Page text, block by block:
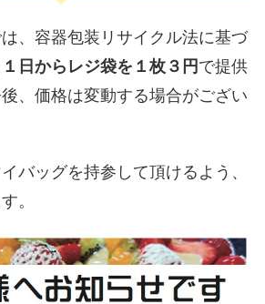
、容器包装リサイクル法に基づ
１日からレジ袋を１枚３円で提供
、価格は変動する場合がござい
バッグを持参して頂けるよう、
。